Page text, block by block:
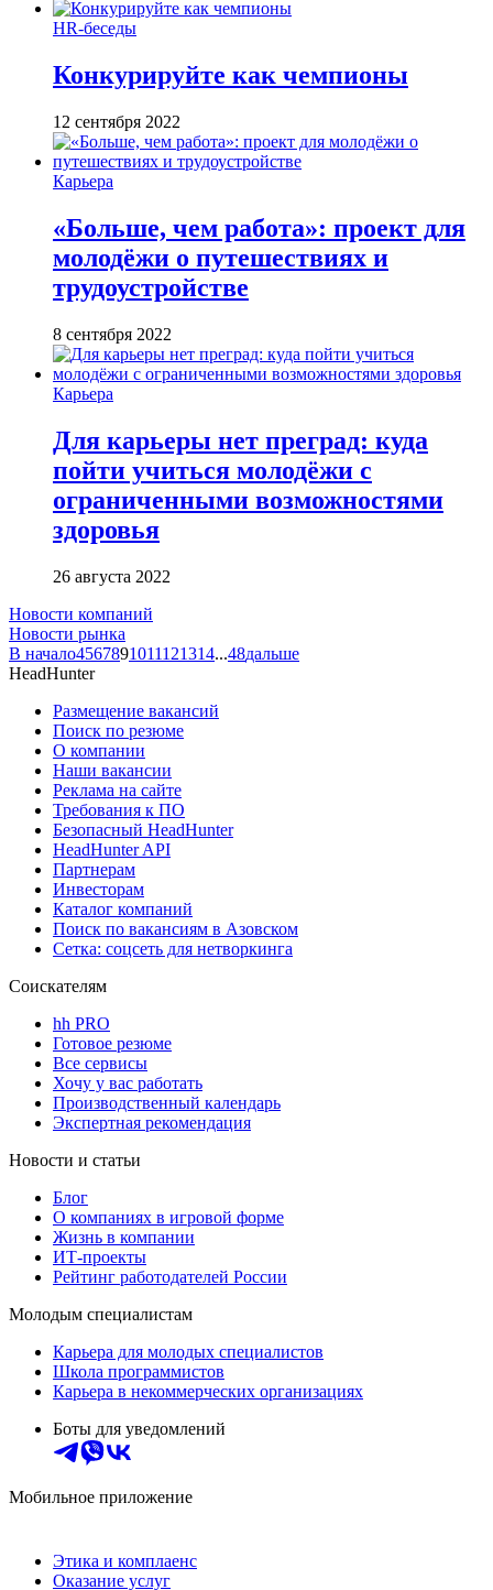
HR-беседы
Конкурируйте как чемпионы
12 сентября 2022
Карьера
«Больше, чем работа»: проект для
молодёжи о путешествиях и
трудоустройстве
8 сентября 2022
Карьера
Для карьеры нет преград: куда
пойти учиться молодёжи с
ограниченными возможностями
здоровья
26 августа 2022
Новости компаний
Новости рынка
В начало4567891011121314...48дальше
HeadHunter
Размещение вакансий
Поиск по резюме
О компании
Наши вакансии
Реклама на сайте
Требования к ПО
Безопасный HeadHunter
HeadHunter API
Партнерам
Инвесторам
Каталог компаний
Поиск по вакансиям в Азовском
Сетка: соцсеть для нетворкинга
Соискателям
hh PRO
Готовое резюме
Все сервисы
Хочу у вас работать
Производственный календарь
Экспертная рекомендация
Новости и статьи
Блог
О компаниях в игровой форме
Жизнь в компании
ИТ-проекты
Рейтинг работодателей России
Молодым специалистам
Карьера для молодых специалистов
Школа программистов
Карьера в некоммерческих организациях
Боты для уведомлений
Мобильное приложение
Этика и комплаенс
Оказание услуг